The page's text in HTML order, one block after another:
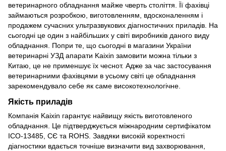
ветеринарного обладнання майже чверть століття. Її фахівці
займаються розробкою, виготовленням, вдосконаленням і
продажем сучасних ультразвукових діагностичних приладів. На
сьогодні це один з найбільших у світі виробників даного виду
обладнання. Попри те, що сьогодні в магазини України
ветеринарні УЗД апарати Kaixin замовити можна тільки з
Китаю, це не применшує їх чеснот. Адже за час застосування
ветеринарними фахівцями в усьому світі це обладнання
зарекомендувало себе як саме високотехнологічне.
Якість приладів
Компанія Kaixin гарантує найвищу якість виготовленого
обладнання. Це підтверджується міжнародним сертифікатом
ІСО-13485, СЄ та ROHS. Завдяки високій коректності
діагностики вдається точніше визначити вид захворювання,